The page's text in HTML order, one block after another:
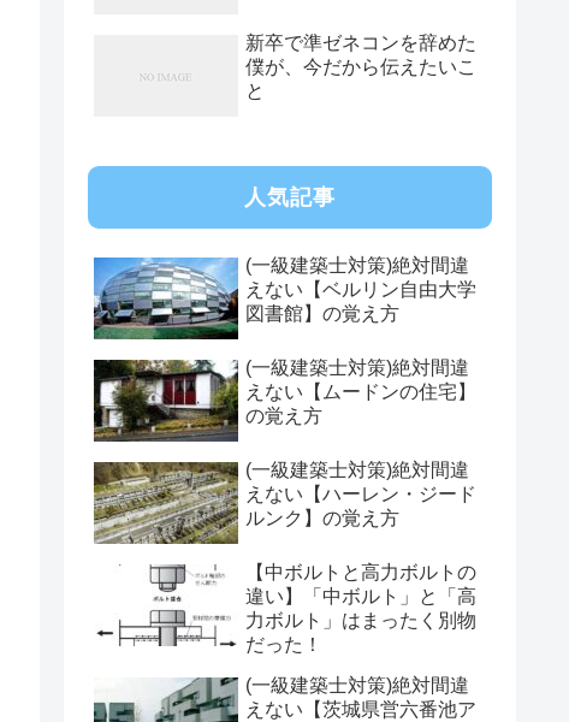
新卒で準ゼネコンを辞めた
僕が、今だから伝えたいこ
と
人気記事
(一級建築士対策)絶対間違
えない【ベルリン自由大学
図書館】の覚え方
(一級建築士対策)絶対間違
えない【ムードンの住宅】
の覚え方
(一級建築士対策)絶対間違
えない【ハーレン・ジード
ルンク】の覚え方
【中ボルトと高力ボルトの
違い】「中ボルト」と「高
力ボルト」はまったく別物
だった！
(一級建築士対策)絶対間違
えない【茨城県営六番池ア